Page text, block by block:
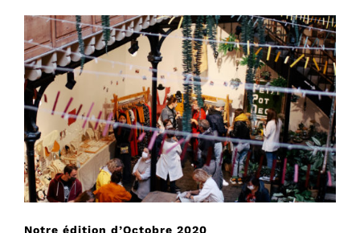
Notre édition d’Octobre 2020